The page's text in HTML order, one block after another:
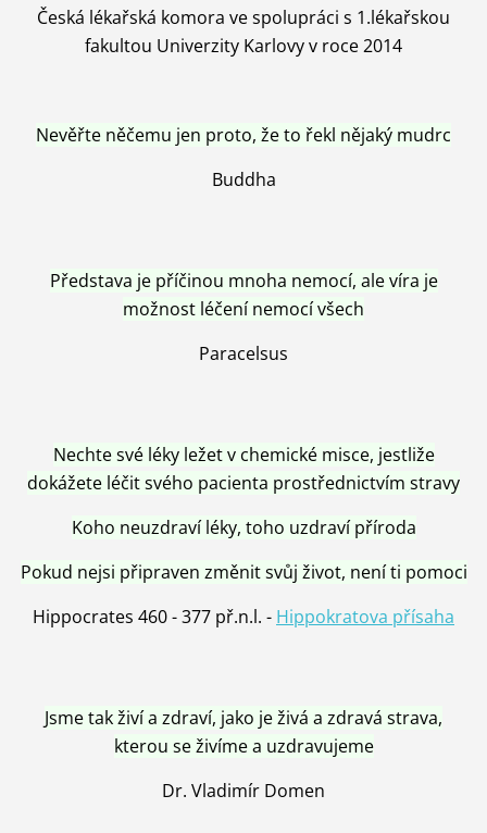
Česká lékařská komora ve spolupráci s 1.lékařskou
fakultou Univerzity Karlovy v roce 2014
Nevěřte něčemu jen proto, že to řekl nějaký mudrc
Buddha
Představa je příčinou mnoha nemocí, ale víra je
možnost léčení nemocí všech
Paracelsus
Nechte své léky ležet v chemické misce, jestliže
dokážete léčit svého pacienta prostřednictvím stravy
Koho neuzdraví léky, toho uzdraví příroda
Pokud nejsi připraven změnit svůj život, není ti pomoci
Hippocrates 460 - 377 př.n.l. - Hippokratova přísaha
Jsme tak živí a zdraví, jako je živá a zdravá strava,
kterou se živíme a uzdravujeme
Dr. Vladimír Domen